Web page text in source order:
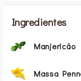
Ingredientes
Manjericão
Massa